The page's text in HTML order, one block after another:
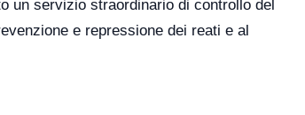
un servizio straordinario di controllo del
e repressione dei reati e al